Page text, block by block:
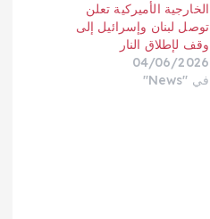
الخارجية الأميركية تعلن
توصل لبنان وإسرائيل إلى
وقف لإطلاق النار
04/06/2026
في "News"